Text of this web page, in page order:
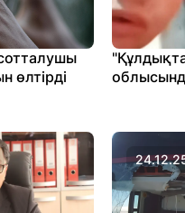
өлтірді